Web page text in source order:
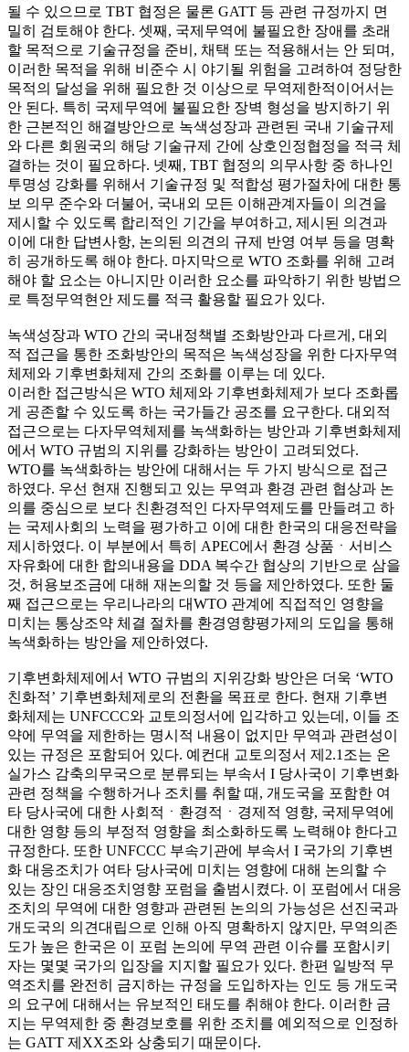
될 수 있으므로 TBT 협정은 물론 GATT 등 관련 규정까지 면
밀히 검토해야 한다. 셋째, 국제무역에 불필요한 장애를 초래
할 목적으로 기술규정을 준비, 채택 또는 적용해서는 안 되며,
이러한 목적을 위해 비준수 시 야기될 위험을 고려하여 정당한
목적의 달성을 위해 필요한 것 이상으로 무역제한적이어서는
안 된다. 특히 국제무역에 불필요한 장벽 형성을 방지하기 위
한 근본적인 해결방안으로 녹색성장과 관련된 국내 기술규제
와 다른 회원국의 해당 기술규제 간에 상호인정협정을 적극 체
결하는 것이 필요하다. 넷째, TBT 협정의 의무사항 중 하나인
투명성 강화를 위해서 기술규정 및 적합성 평가절차에 대한 통
보 의무 준수와 더불어, 국내외 모든 이해관계자들이 의견을
제시할 수 있도록 합리적인 기간을 부여하고, 제시된 의견과
이에 대한 답변사항, 논의된 의견의 규제 반영 여부 등을 명확
히 공개하도록 해야 한다. 마지막으로 WTO 조화를 위해 고려
해야 할 요소는 아니지만 이러한 요소를 파악하기 위한 방법으
로 특정무역현안 제도를 적극 활용할 필요가 있다.
녹색성장과 WTO 간의 국내정책별 조화방안과 다르게, 대외
적 접근을 통한 조화방안의 목적은 녹색성장을 위한 다자무역
체제와 기후변화체제 간의 조화를 이루는 데 있다.
이러한 접근방식은 WTO 체제와 기후변화체제가 보다 조화롭
게 공존할 수 있도록 하는 국가들간 공조를 요구한다. 대외적
접근으로는 다자무역체제를 녹색화하는 방안과 기후변화체제
에서 WTO 규범의 지위를 강화하는 방안이 고려되었다.
WTO를 녹색화하는 방안에 대해서는 두 가지 방식으로 접근
하였다. 우선 현재 진행되고 있는 무역과 환경 관련 협상과 논
의를 중심으로 보다 친환경적인 다자무역제도를 만들려고 하
는 국제사회의 노력을 평가하고 이에 대한 한국의 대응전략을
제시하였다. 이 부분에서 특히 APEC에서 환경 상품ㆍ서비스
자유화에 대한 합의내용을 DDA 복수간 협상의 기반으로 삼을
것, 허용보조금에 대해 재논의할 것 등을 제안하였다. 또한 둘
째 접근으로는 우리나라의 대WTO 관계에 직접적인 영향을
미치는 통상조약 체결 절차를 환경영향평가제의 도입을 통해
녹색화하는 방안을 제안하였다.
기후변화체제에서 WTO 규범의 지위강화 방안은 더욱 ‘WTO
친화적’ 기후변화체제로의 전환을 목표로 한다. 현재 기후변
화체제는 UNFCCC와 교토의정서에 입각하고 있는데, 이들 조
약에 무역을 제한하는 명시적 내용이 없지만 무역과 관련성이
있는 규정은 포함되어 있다. 예컨대 교토의정서 제2.1조는 온
실가스 감축의무국으로 분류되는 부속서 I 당사국이 기후변화
관련 정책을 수행하거나 조치를 취할 때, 개도국을 포함한 여
타 당사국에 대한 사회적ㆍ환경적ㆍ경제적 영향, 국제무역에
대한 영향 등의 부정적 영향을 최소화하도록 노력해야 한다고
규정한다. 또한 UNFCCC 부속기관에 부속서 I 국가의 기후변
화 대응조치가 여타 당사국에 미치는 영향에 대해 논의할 수
있는 장인 대응조치영향 포럼을 출범시켰다. 이 포럼에서 대응
조치의 무역에 대한 영향과 관련된 논의의 가능성은 선진국과
개도국의 의견대립으로 인해 아직 명확하지 않지만, 무역의존
도가 높은 한국은 이 포럼 논의에 무역 관련 이슈를 포함시키
자는 몇몇 국가의 입장을 지지할 필요가 있다. 한편 일방적 무
역조치를 완전히 금지하는 규정을 도입하자는 인도 등 개도국
의 요구에 대해서는 유보적인 태도를 취해야 한다. 이러한 금
지는 무역제한 중 환경보호를 위한 조치를 예외적으로 인정하
는 GATT 제XX조와 상충되기 때문이다.